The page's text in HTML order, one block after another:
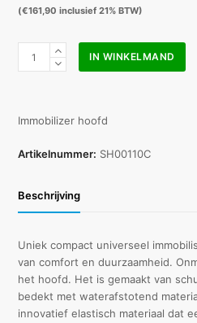
(€161,90 inclusief 21% BTW)
Spencer
immobilizer
IN WINKELMAND
Immobilizer hoofd
Artikelnummer: SH00110C
Beschrijving
Uniek compact universeel
van comfort en duurzaamheid.
het hoofd. Het is gemaakt van
bedekt met waterafstotend
innovatief elastisch materiaal dat